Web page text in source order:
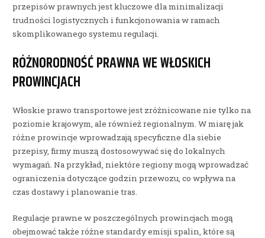
przepisów prawnych jest kluczowe dla minimalizacji
trudności logistycznych i funkcjonowania w ramach
skomplikowanego systemu regulacji.
RÓŻNORODNOŚĆ PRAWNA WE WŁOSKICH
PROWINCJACH
Włoskie prawo transportowe jest zróżnicowane nie tylko na
poziomie krajowym, ale również regionalnym. W miarę jak
różne prowincje wprowadzają specyficzne dla siebie
przepisy, firmy muszą dostosowywać się do lokalnych
wymagań. Na przykład, niektóre regiony mogą wprowadzać
ograniczenia dotyczące godzin przewozu, co wpływa na
czas dostawy i planowanie tras.
Regulacje prawne w poszczególnych prowincjach mogą
obejmować także różne standardy emisji spalin, które są